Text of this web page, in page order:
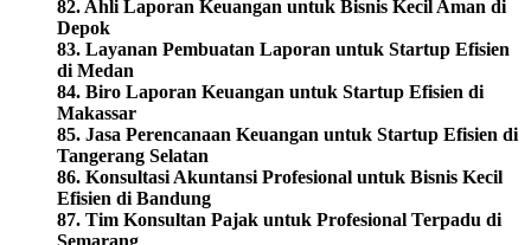
82. Ahli Laporan Keuangan untuk Bisnis Kecil Aman di
Depok
83. Layanan Pembuatan Laporan untuk Startup Efisien
di Medan
84. Biro Laporan Keuangan untuk Startup Efisien di
Makassar
85. Jasa Perencanaan Keuangan untuk Startup Efisien di
Tangerang Selatan
86. Konsultasi Akuntansi Profesional untuk Bisnis Kecil
Efisien di Bandung
87. Tim Konsultan Pajak untuk Profesional Terpadu di
Semarang